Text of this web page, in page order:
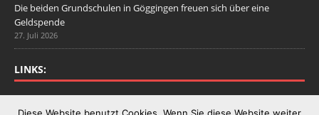
Die beiden Grundschulen in Göggingen freuen sich über eine
Geldspende
27. Juli 2026
LINKS: